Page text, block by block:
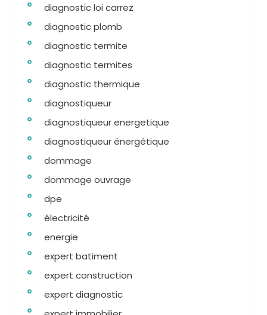
diagnostic loi carrez
diagnostic plomb
diagnostic termite
diagnostic termites
diagnostic thermique
diagnostiqueur
diagnostiqueur energetique
diagnostiqueur énergétique
dommage
dommage ouvrage
dpe
électricité
energie
expert batiment
expert construction
expert diagnostic